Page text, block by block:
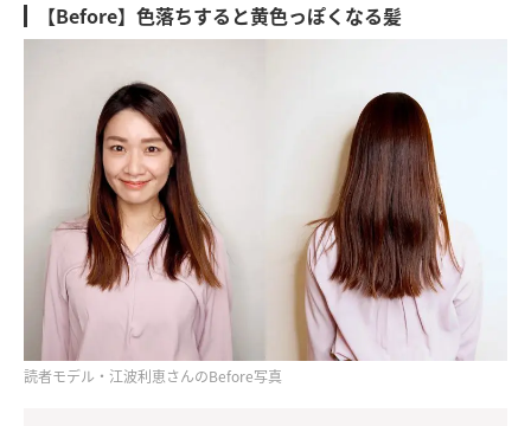
【Before】色落ちすると黄色っぽくなる髪
読者モデル・江波利恵さんのBefore写真